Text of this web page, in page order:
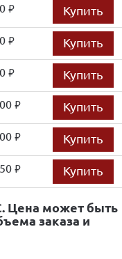
руб. Купить
руб. Купить
руб. Купить
руб. Купить
руб. Купить
руб. Купить
Цена может быть
заказа и